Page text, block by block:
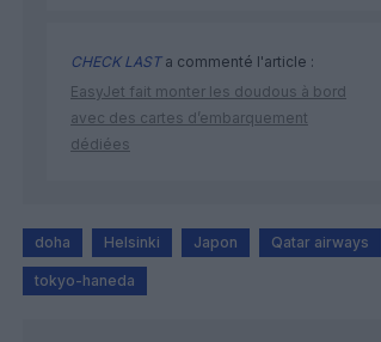
CHECK LASTa commenté l'article :
EasyJet fait monter les doudous à bord
avec des cartes d’embarquement
dédiées
doha Helsinki Japon Qatar airways
tokyo-haneda